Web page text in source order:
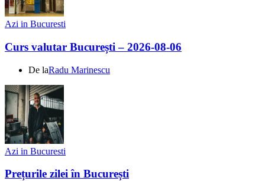
Azi in Bucuresti
Curs valutar București – 2026-08-06
De laRadu Marinescu
Azi in Bucuresti
Prețurile zilei în București